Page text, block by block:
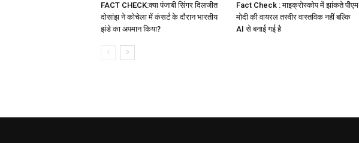
FACT CHECK:क्या पंजाबी सिंगर दिलजीत
दोसांझ ने कोचेला में कंसर्ट के दौरान भारतीय
झंडे का अपमान किया?
Fact Check : माइक्रोस्कोप में झांकते पीेएम
मोदी की वायरल तस्वीर वास्तविक नहीं बल्कि
AI से बनाई गई है